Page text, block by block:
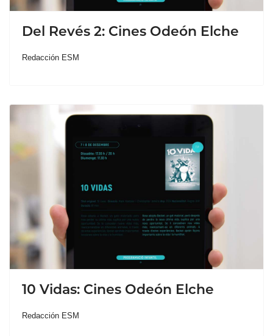
Del Revés 2: Cines Odeón Elche
Redacción ESM
10 Vidas: Cines Odeón Elche
Redacción ESM